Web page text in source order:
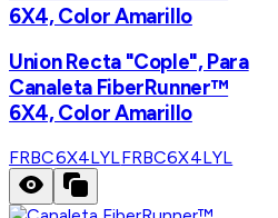
6X4, Color Amarillo
Union Recta "Cople", Para
Canaleta FiberRunner™
6X4, Color Amarillo
FRBC6X4LYLFRBC6X4LYL